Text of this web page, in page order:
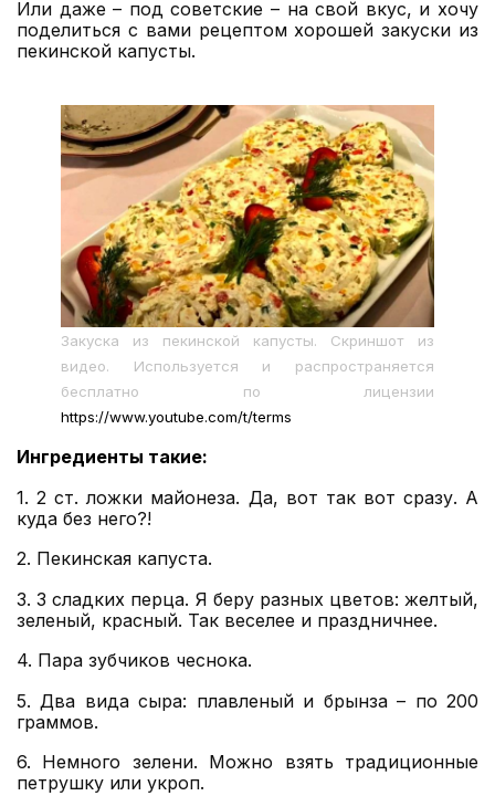
Или даже – под советские – на свой вкус, и хочу
поделиться с вами рецептом хорошей закуски из
пекинской капусты.
Закуска из пекинской капусты. Скриншот из
видео. Используется и распространяется
бесплатно по лицензии
https://www.youtube.com/t/terms
Ингредиенты такие:
1. 2 ст. ложки майонеза. Да, вот так вот сразу. А
куда без него?!
2. Пекинская капуста.
3. 3 сладких перца. Я беру разных цветов: желтый,
зеленый, красный. Так веселее и праздничнее.
4. Пара зубчиков чеснока.
5. Два вида сыра: плавленый и брынза – по 200
граммов.
6. Немного зелени. Можно взять традиционные
петрушку или укроп.